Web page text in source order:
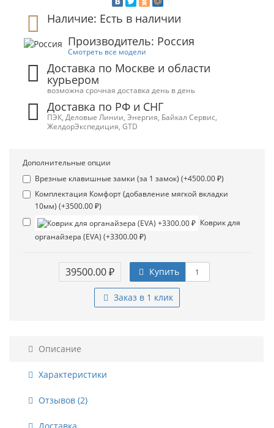
Наличие: Есть в наличии
Производитель: Россия
Смотреть все модели
Доставка по Москве и области
курьером
возможна срочная доставка день в день
Доставка по РФ и СНГ
ПЭК, Деловые Линии, Энергия, Байкал Сервис,
ЖелдорЭкспедиция, GTD
Дополнительные опции
Врезные клавишные замки (за 1 замок) (+4500.00 ₽)
Комплектация Комфорт (добавление мягкой вкладки
10мм) (+3500.00 ₽)
Коврик для
органайзера (EVA) (+3300.00 ₽)
39500.00 ₽ Купить
Заказ в 1 клик
Описание
Характеристики
Отзывов (2)